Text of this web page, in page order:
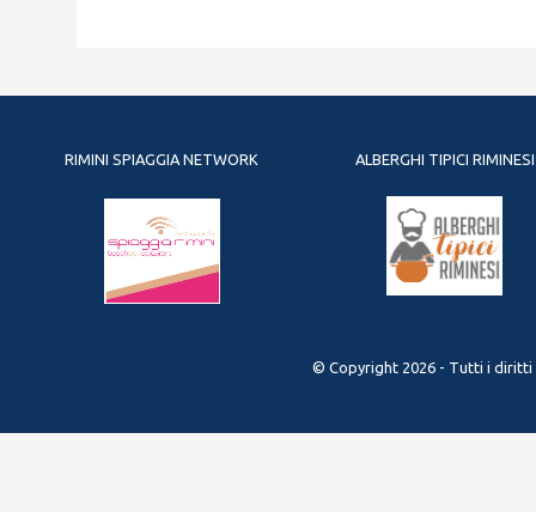
RIMINI SPIAGGIA NETWORK ALBERGHI TIPICI RIMINESI
© Copyright 2026 - Tutti i diritti